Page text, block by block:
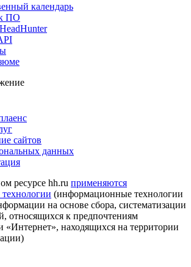
календарь
ПО
сайтов
данных
ресурсе hh.ru применяются
(информационные технологии
на основе сбора, систематизации
относящихся к предпочтениям
«Интернет», находящихся на территории